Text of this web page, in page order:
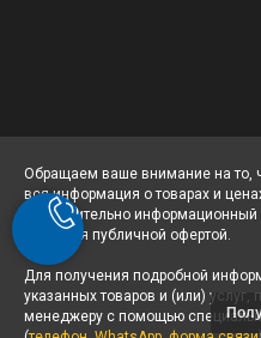
Обращаем ваше внимание на то,
вся информация о товарах и
исключительно информационный
является публичной офертой.
Для получения подробной
указанных товаров и (или) услуг,
менеджеру с помощью